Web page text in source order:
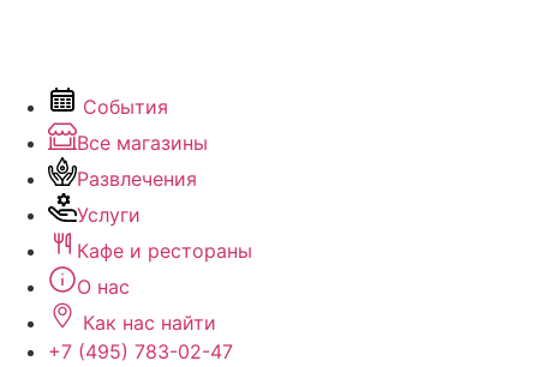
События
Все магазины
Развлечения
Услуги
Кафе и рестораны
О нас
Как нас найти
+7 (495) 783-02-47